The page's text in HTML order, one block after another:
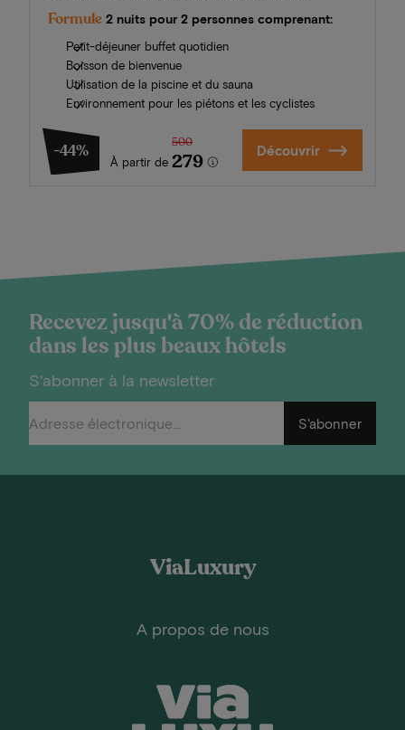
Formule 2 nuits pour 2 personnes comprenant:
Petit-déjeuner buffet quotidien
Boisson de bienvenue
Utilisation de la piscine et du sauna
Environnement pour les piétons et les cyclistes
-44%
À partir de
500
279 Découvrir
Recevez jusqu'à 70% de réduction
dans les plus beaux hôtels
S'abonner à la newsletter
S'abonner
ViaLuxury
A propos de nous